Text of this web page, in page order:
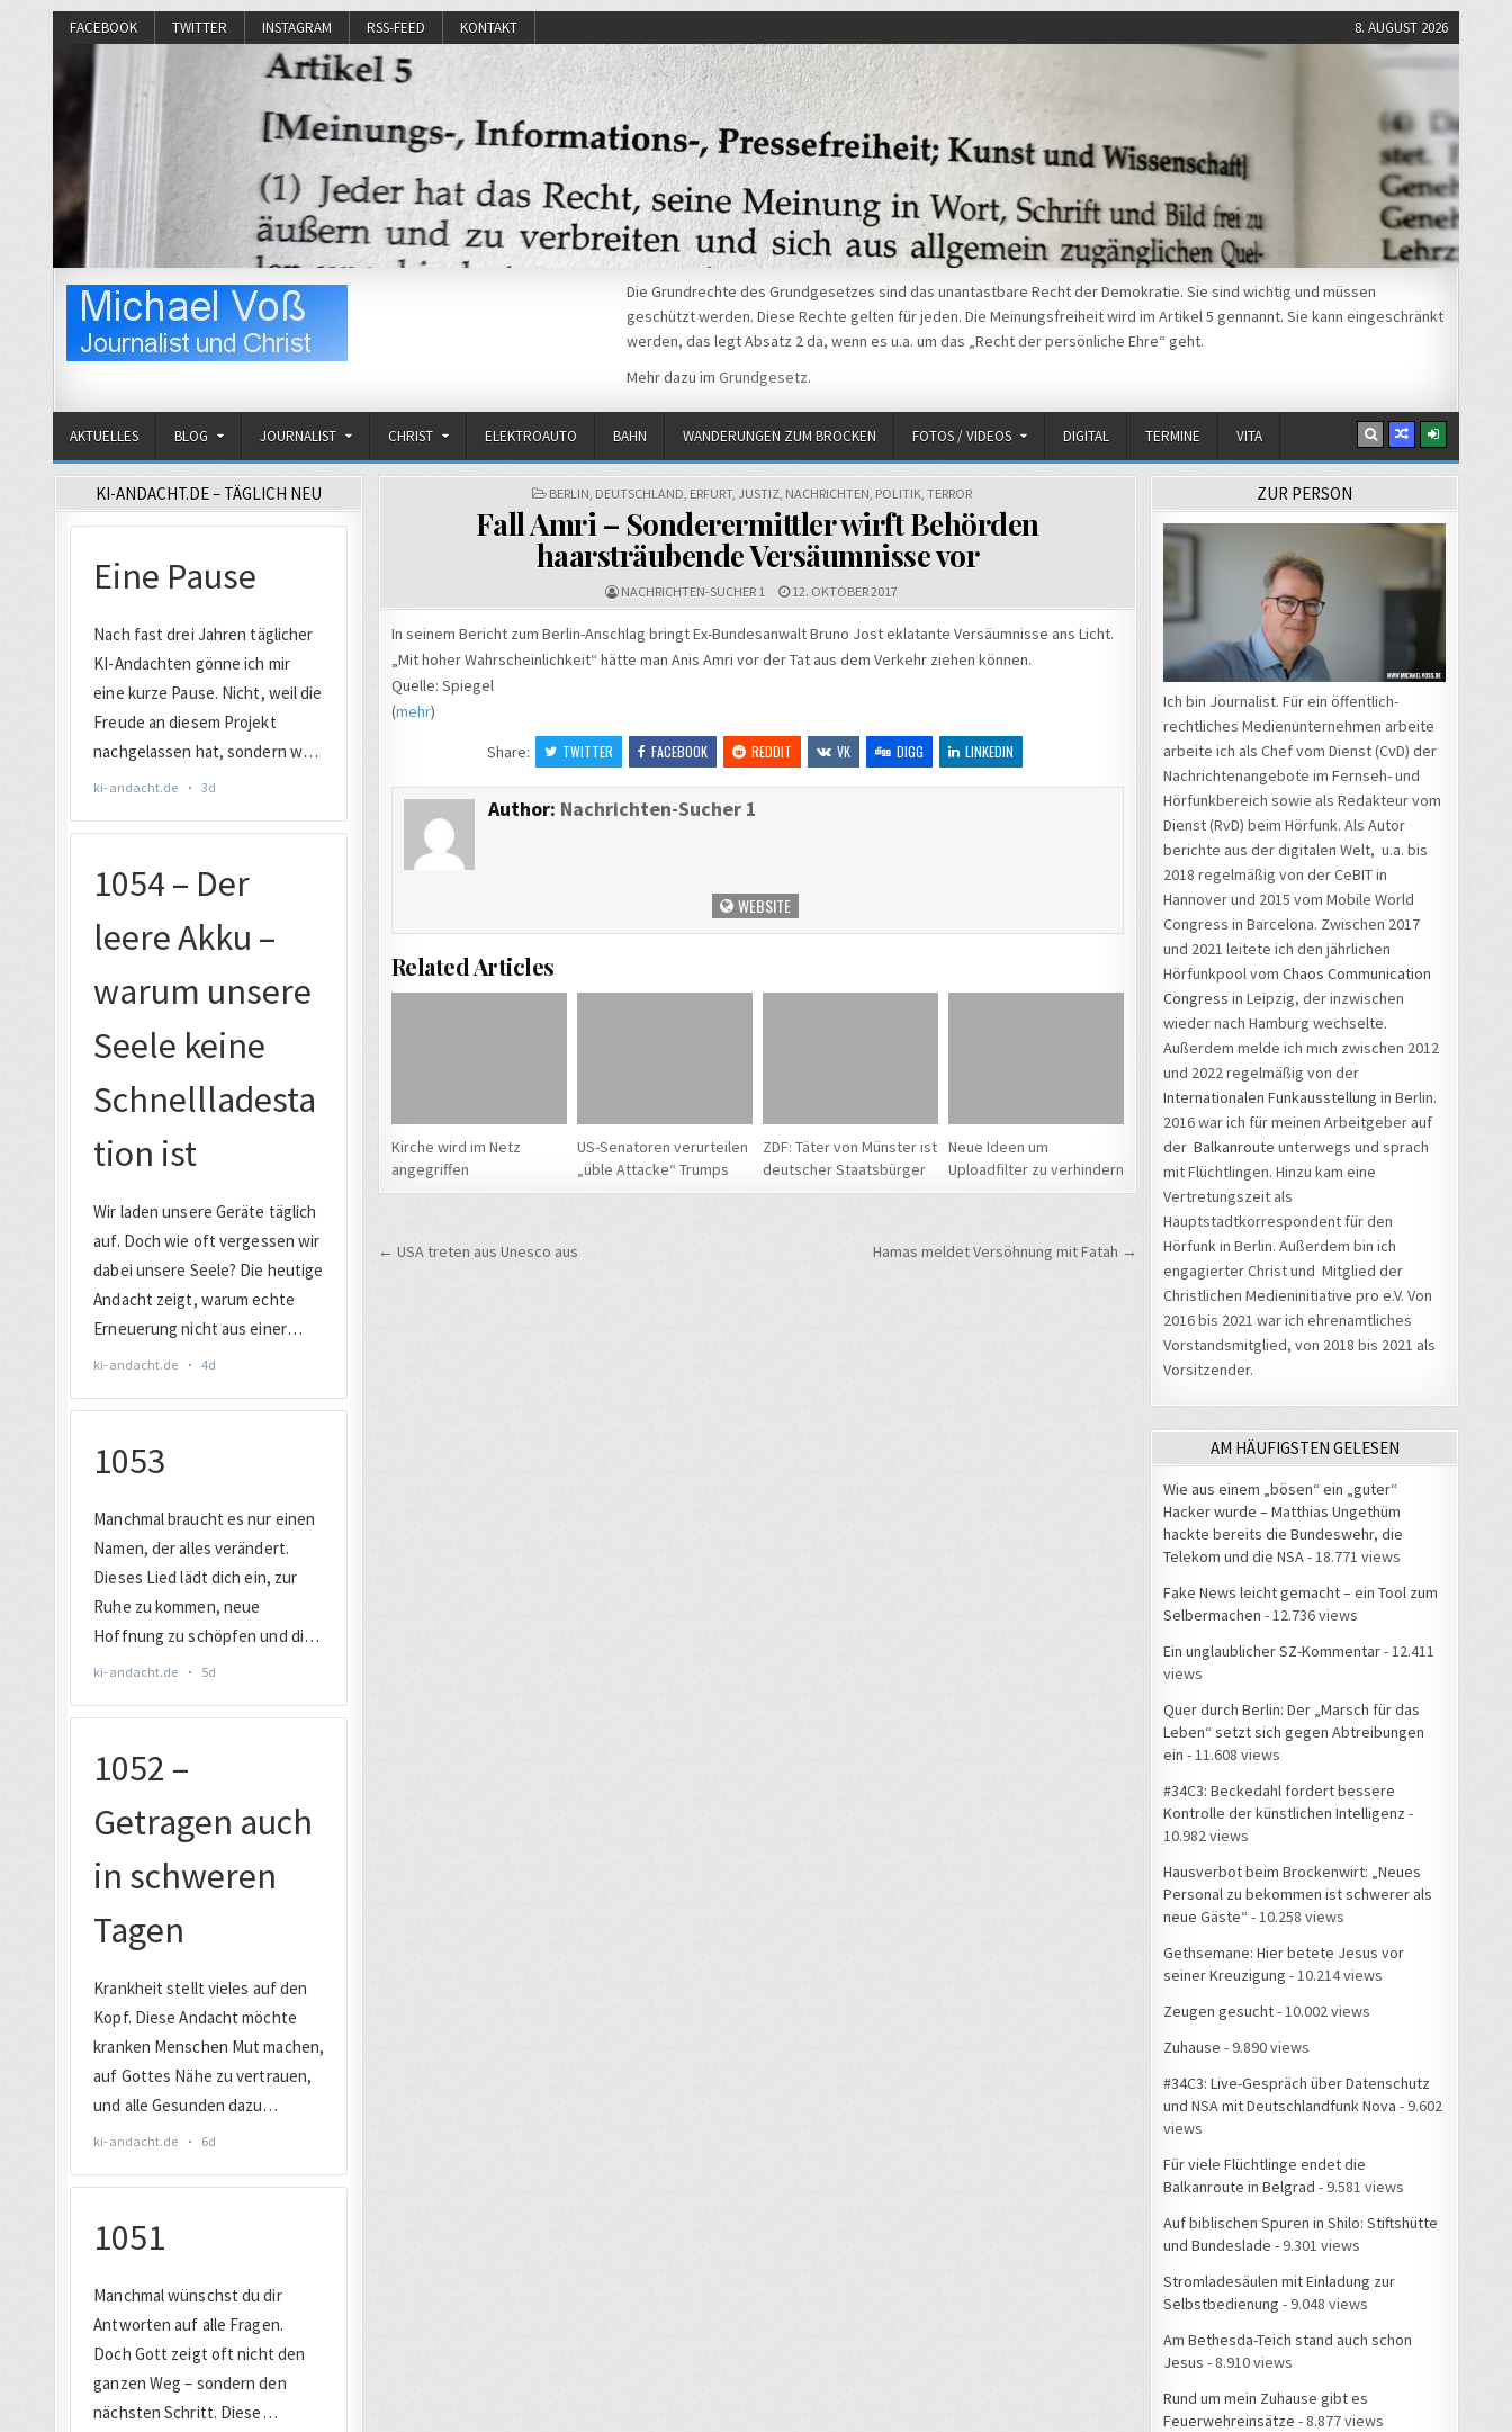
FACEBOOK TWITTER INSTAGRAM RSS-FEED KONTAKT 8. AUGUST 2026
Die Grundrechte des Grundgesetzes sind das unantastbare Recht der Demokratie. Sie sind wichtig und müssen
geschützt werden. Diese Rechte gelten für jeden. Die Meinungsfreiheit wird im Artikel 5 gennannt. Sie kann eingeschränkt
werden, das legt Absatz 2 da, wenn es u.a. um das „Recht der persönliche Ehre“ geht.
Mehr dazu im Grundgesetz.
AKTUELLES BLOG JOURNALIST CHRIST ELEKTROAUTO BAHN WANDERUNGEN ZUM BROCKEN FOTOS / VIDEOS DIGITAL TERMINE VITA
POSTED
BERLIN DEUTSCHLAND ERFURT, JUSTIZ, NACHRICHTEN POLITIK TERROR
Fall Amri – Sonderermittler wirft Behörden
haarsträubende Versäumnisse vor
NACHRICHTEN-SUCHER 1 12. OKTOBER 2017
In seinem Bericht zum Berlin-Anschlag bringt Ex-Bundesanwalt Bruno Jost eklatante Versäumnisse ans Licht.
„Mit hoher Wahrscheinlichkeit“ hätte man Anis Amri vor der Tat aus dem Verkehr ziehen können.
Quelle: Spiegel
(mehr)
Share:
TWITTER FACEBOOK REDDIT VK DIGG LINKEDIN
Author: Nachrichten-Sucher 1
WEBSITE
Related Articles
Kirche wird im Netz
angegriffen
US-Senatoren verurteilen
„üble Attacke“ Trumps
ZDF: Täter von Münster ist
deutscher Staatsbürger
Neue Ideen um
Uploadfilter zu verhindern
Beitragsnavigation Hamas meldet Versöhnung mit Fatah →
← USA treten aus Unesco aus
KI-ANDACHT.DE – TÄGLICH NEU ZUR PERSON
Ich bin Journalist. Für ein öffentlich-
rechtliches Medienunternehmen arbeite
arbeite ich als Chef vom Dienst (CvD) der
Nachrichtenangebote im Fernseh- und
Hörfunkbereich sowie als Redakteur vom
Dienst (RvD) beim Hörfunk. Als Autor
berichte aus der digitalen Welt, u.a. bis
2018 regelmäßig von der CeBIT in
Hannover und 2015 vom Mobile World
Congress in Barcelona. Zwischen 2017
und 2021 leitete ich den jährlichen
Hörfunkpool vom Chaos Communication
Congress in Leipzig, der inzwischen
wieder nach Hamburg wechselte.
Außerdem melde ich mich zwischen 2012
und 2022 regelmäßig von der
Internationalen Funkausstellung in Berlin.
2016 war ich für meinen Arbeitgeber auf
der Balkanroute unterwegs und sprach
mit Flüchtlingen. Hinzu kam eine
Vertretungszeit als
Hauptstadtkorrespondent für den
Hörfunk in Berlin. Außerdem bin ich
engagierter Christ und Mitglied der
Christlichen Medieninitiative pro e.V. Von
2016 bis 2021 war ich ehrenamtliches
Vorstandsmitglied, von 2018 bis 2021 als
Vorsitzender.
AM HÄUFIGSTEN GELESEN
Wie aus einem „bösen“ ein „guter“
Hacker wurde – Matthias Ungethüm
hackte bereits die Bundeswehr, die
Telekom und die NSA - 18.771 views
Fake News leicht gemacht – ein Tool zum
Selbermachen - 12.736 views
Ein unglaublicher SZ-Kommentar- 12.411
views
Quer durch Berlin: Der „Marsch für das
Leben“ setzt sich gegen Abtreibungen
ein - 11.608 views
#34C3: Beckedahl fordert bessere
Kontrolle der künstlichen Intelligenz -
10.982 views
Hausverbot beim Brockenwirt: „Neues
Personal zu bekommen ist schwerer als
neue Gäste“ - 10.258 views
Gethsemane: Hier betete Jesus vor
seiner Kreuzigung - 10.214 views
Zeugen gesucht- 10.002 views
Zuhause - 9.890 views
#34C3: Live-Gespräch über Datenschutz
und NSA mit Deutschlandfunk Nova - 9.602
views
Für viele Flüchtlinge endet die
Balkanroute in Belgrad - 9.581 views
Auf biblischen Spuren in Shilo: Stiftshütte
und Bundeslade - 9.301 views
Stromladesäulen mit Einladung zur
Selbstbedienung - 9.048 views
Am Bethesda-Teich stand auch schon
Jesus - 8.910 views
Rund um mein Zuhause gibt es
Feuerwehreinsätze - 8.877 views